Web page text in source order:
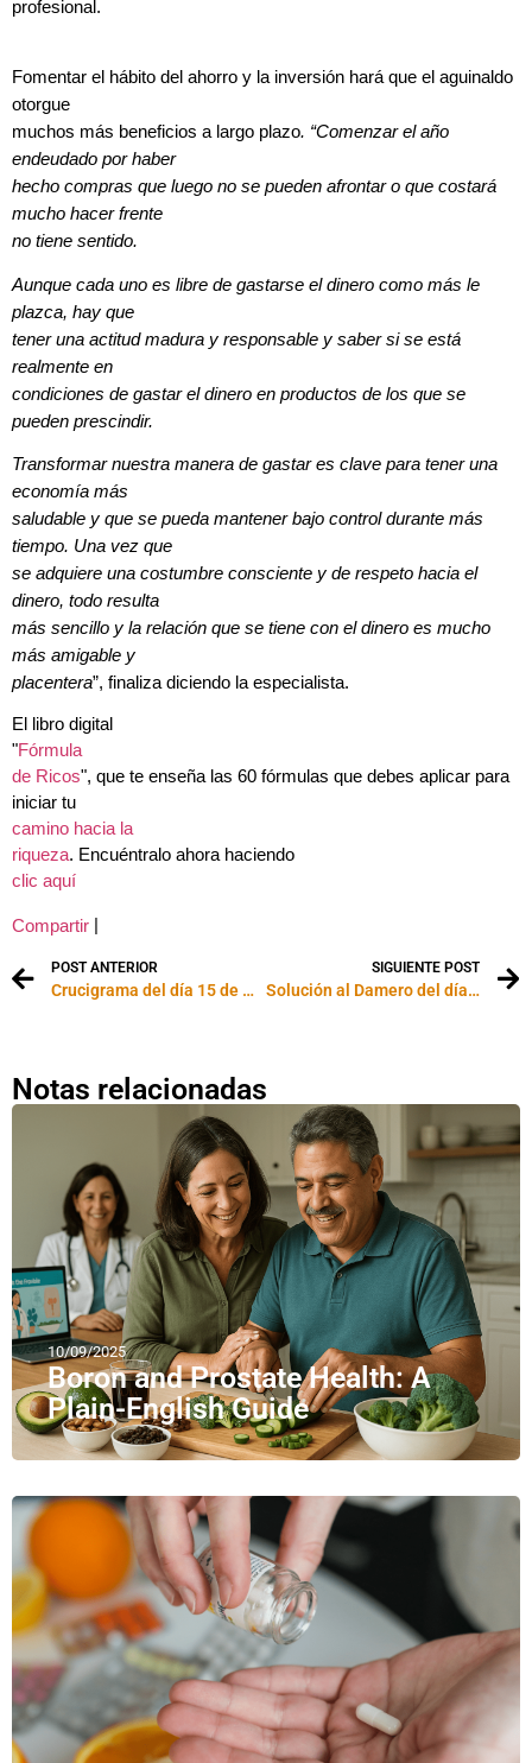
profesional.
Fomentar el hábito del ahorro y la inversión hará que el aguinaldo
otorgue
muchos más beneficios a largo plazo. “Comenzar el año
endeudado por haber
hecho compras que luego no se pueden afrontar o que costará
mucho hacer frente
no tiene sentido.
Aunque cada uno es libre de gastarse el dinero como más le
plazca, hay que
tener una actitud madura y responsable y saber si se está
realmente en
condiciones de gastar el dinero en productos de los que se
pueden prescindir.
Transformar nuestra manera de gastar es clave para tener una
economía más
saludable y que se pueda mantener bajo control durante más
tiempo. Una vez que
se adquiere una costumbre consciente y de respeto hacia el
dinero, todo resulta
más sencillo y la relación que se tiene con el dinero es mucho
más amigable y
placentera”, finaliza diciendo la especialista.
El libro digital
"Fórmula
de Ricos", que te enseña las 60 fórmulas que debes aplicar para
iniciar tu
camino hacia la
riqueza. Encuéntralo ahora haciendo
clic aquí
Compartir |
POST ANTERIOR
Crucigrama del día 15 de Mayo de 2001
SIGUIENTE POST
Solución al Damero del día 15 de Junio de 2001
Notas relacionadas
10/09/2025
Boron and Prostate Health: A
Plain-English Guide